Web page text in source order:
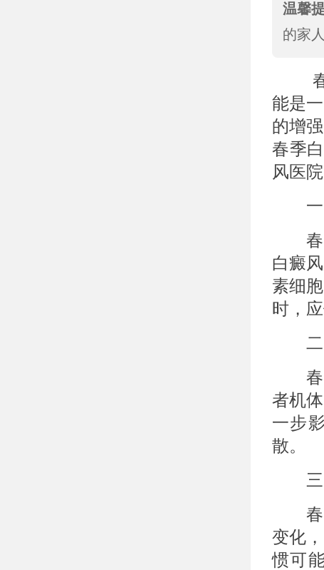
温馨
的家
春季
能是
的增
春季
风医
一
春季
白癜
素细
时，
二、
春季
者机
一步
散。
三、
春季
变化
惯可